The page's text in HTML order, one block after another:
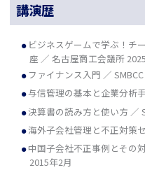
講演歴
ビジネスゲームで学ぶ！チ
座 ／ 名古屋商工会議所
ファイナンス入門 ／
与信管理の基本と企業分析
決算書の読み方と使い方 ／
海外子会社管理と不正対策
中国子会社不正事例とその
2015年2月